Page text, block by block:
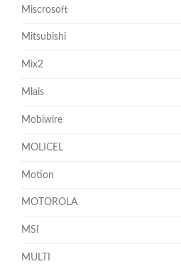
Miscrosoft
Mitsubishi
Mix2
Mlais
Mobiwire
MOLICEL
Motion
MOTOROLA
MSI
MULTI